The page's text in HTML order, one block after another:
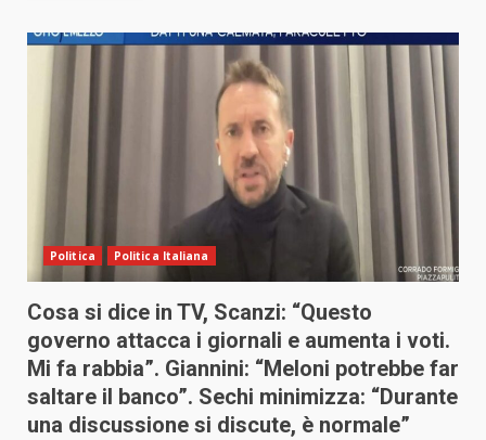
Politica Politica Italiana
Cosa si dice in TV, Scanzi: “Questo
governo attacca i giornali e aumenta i voti.
Mi fa rabbia”. Giannini: “Meloni potrebbe far
saltare il banco”. Sechi minimizza: “Durante
una discussione si discute, è normale”